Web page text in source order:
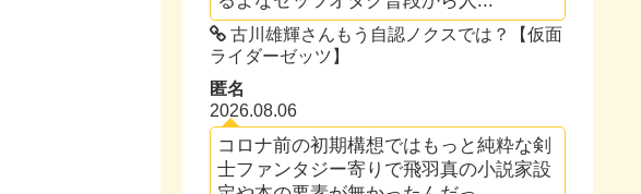
古川雄輝さんもう自認ノクスでは？【仮面
ライダーゼッツ】
匿名
2026.08.06
コロナ前の初期構想ではもっと純粋な剣
士ファンタジー寄りで飛羽真の小説家設